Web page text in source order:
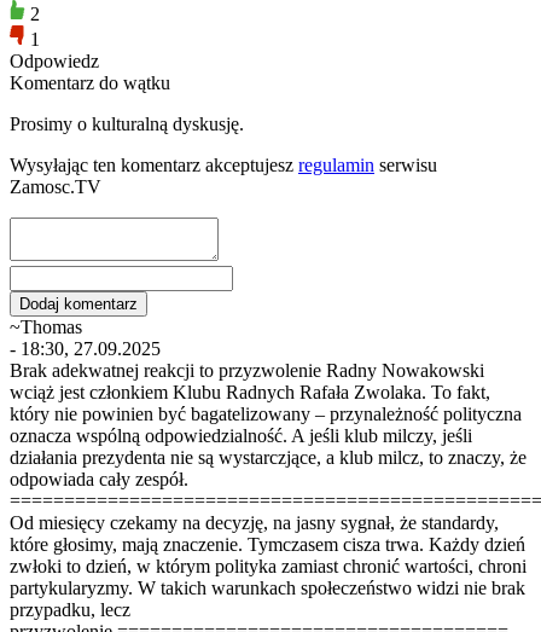
2
1
Odpowiedz
Komentarz do wątku
Prosimy o kulturalną dyskusję.
Wysyłając ten komentarz akceptujesz regulamin serwisu
Zamosc.TV
~Thomas
- 18:30, 27.09.2025
Brak adekwatnej reakcji to przyzwolenie Radny Nowakowski
wciąż jest członkiem Klubu Radnych Rafała Zwolaka. To fakt,
który nie powinien być bagatelizowany – przynależność polityczna
oznacza wspólną odpowiedzialność. A jeśli klub milczy, jeśli
działania prezydenta nie są wystarczjące, a klub milcz, to znaczy, że
odpowiada cały zespół.
Od miesięcy czekamy na decyzję, na jasny sygnał, że standardy,
które głosimy, mają znaczenie. Tymczasem cisza trwa. Każdy dzień
zwłoki to dzień, w którym polityka zamiast chronić wartości, chroni
partykularyzmy. W takich warunkach społeczeństwo widzi nie brak
przypadku, lecz